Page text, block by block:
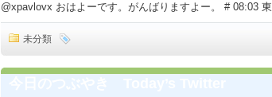
@xpavlovx おはよーです。がんばりますよー。 # 08:03
未分類